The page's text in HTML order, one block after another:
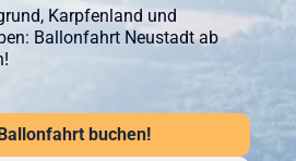
Karpfenland und
Ballonfahrt Neustadt ab
buchen!